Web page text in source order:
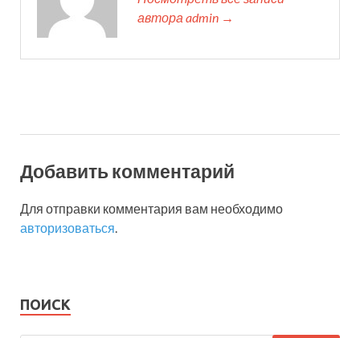
автора admin →
Добавить комментарий
Для отправки комментария вам необходимо
авторизоваться.
ПОИСК